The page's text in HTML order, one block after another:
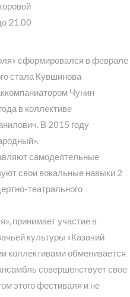
21.00
сформировался в феврале
стала Кувшинова
Чунин
в коллективе
В 2015 году
самодеятельные
свои вокальные навыки 2
театрального
принимает участие в
культуры «Казачий
коллективами обменивается
совершенствует свое
этого фестиваля и не